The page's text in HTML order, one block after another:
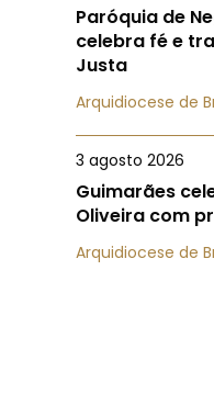
Paróquia de
celebra fé e
Justa
Arquidiocese de
3 agosto 2026
Guimarães
Oliveira com
Arquidiocese de